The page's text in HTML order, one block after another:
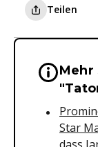
Teilen
Mehr
Star